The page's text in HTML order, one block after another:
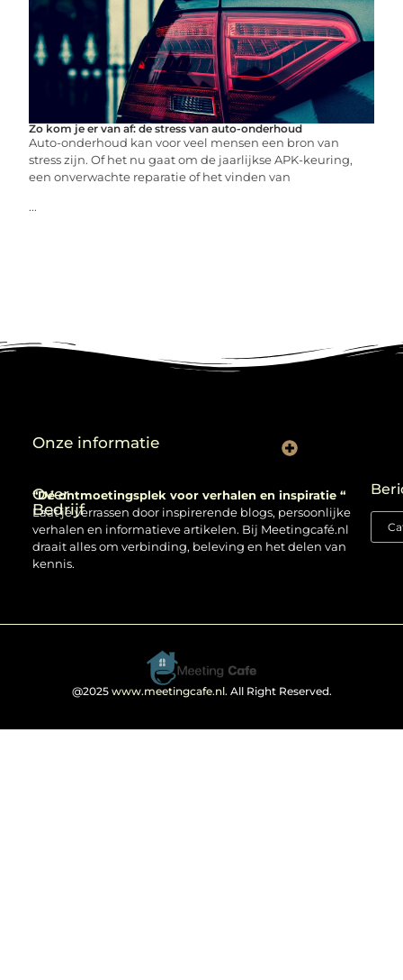
Zo kom je er van af: de stress van auto-onderhoud
Auto-onderhoud kan voor veel mensen een bron van
stress zijn. Of het nu gaat om de jaarlijkse APK-keuring,
een onverwachte reparatie of het vinden van
...
Over
Bedrijf
“Dé ontmoetingsplek voor verhalen en inspiratie “
Laat je verrassen door inspirerende blogs, persoonlijke
verhalen en informatieve artikelen. Bij Meetingcafé.nl
draait alles om verbinding, beleving en het delen van
kennis.
Onze informatie
@2025 www.meetingcafe.nl. All Right Reserved.